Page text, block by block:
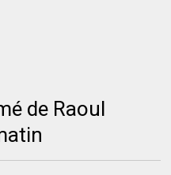
de Raoul